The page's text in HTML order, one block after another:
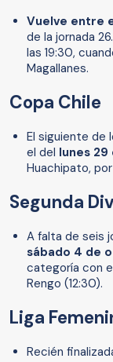
Vuelve entre
de la jornada
las 19:30,
Magallanes.
Copa Chile
El siguiente de
el del lunes
Huachipato,
Segunda
A falta de seis
sábado 4 de
categoría con
Rengo (12:30).
Liga
Recién